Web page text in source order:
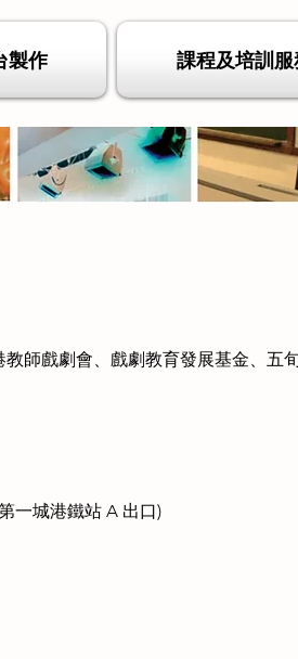
製作 課程及培訓服
師戲劇會、戲劇教育發展基金、五
一城港鐵站 A 出口)